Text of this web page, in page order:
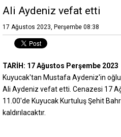
Ali Aydeniz vefat etti
17 Ağustos 2023, Perşembe 08:38
TARİH: 17 Ağustos Perşembe 2023
Kuyucak'tan Mustafa Aydeniz'in
Ali Aydeniz vefat etti. Cenazesi 17
11.00'de Kuyucak Kurtuluş Şehit
kaldırılacaktır.